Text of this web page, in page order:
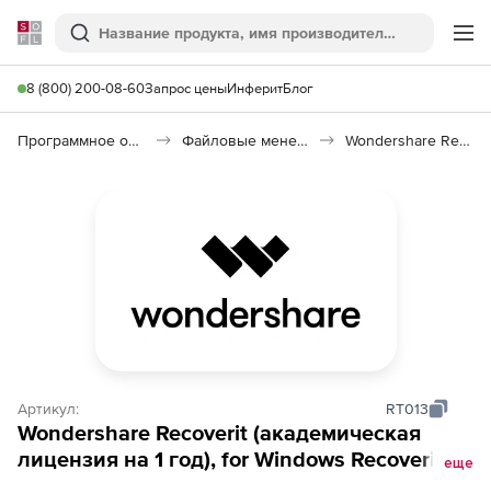
Softline
Поиск
8 (800) 200-08-60Запрос ценыИнферитБлог
Программное обеспечение для работы с файлами и дисками Файловые менеджеры Wondershare Recoverit
Артикул: RT013
Wondershare Recoverit (академическая
лицензия на 1 год), for Windows Recoverit
еще